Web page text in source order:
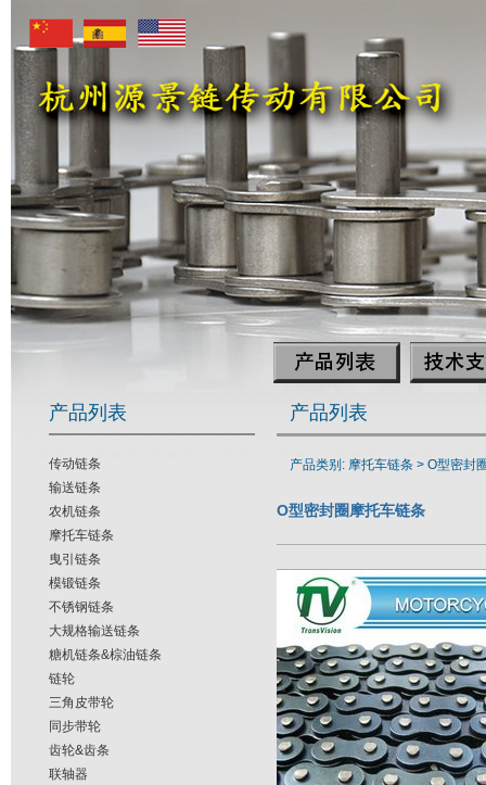
产品列表
传动链条
输送链条
农机链条
摩托车链条
曳引链条
模锻链条
不锈钢链条
大规格输送链条
糖机链条&棕油链条
链轮
三角皮带轮
同步带轮
齿轮&齿条
联轴器
产品列表
产品类别: 摩托车链条 > O型密封
O型密封圈摩托车链条